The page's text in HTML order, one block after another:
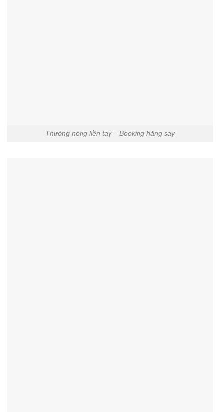
Thưởng nóng liền tay – Booking hăng say